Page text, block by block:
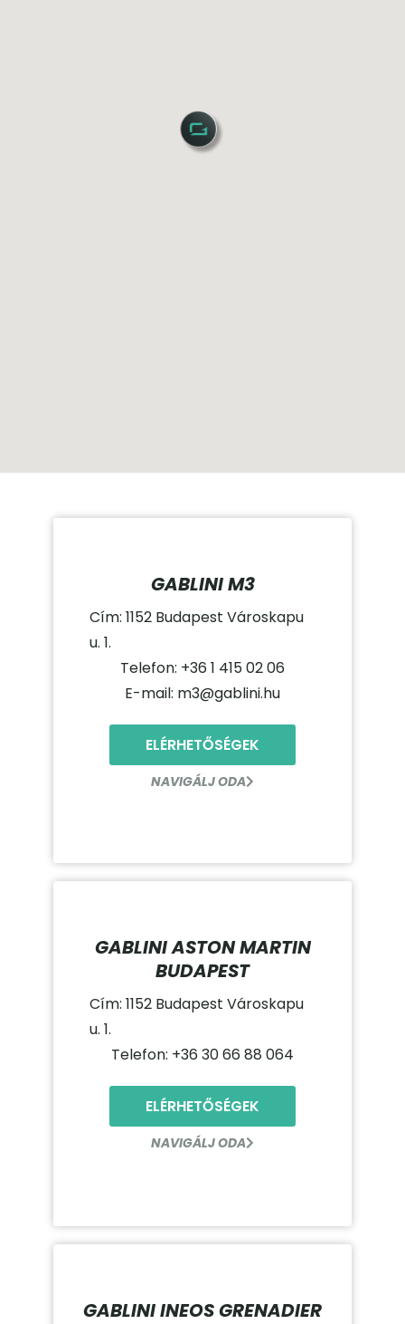
GABLINI M3
Cím: 1152 Budapest Városkapu
u. 1.
Telefon: +36 1 415 02 06
E-mail: m3@gablini.hu
ELÉRHETŐSÉGEK
NAVIGÁLJ ODA
GABLINI ASTON MARTIN
BUDAPEST
Cím: 1152 Budapest Városkapu
u. 1.
Telefon: +36 30 66 88 064
ELÉRHETŐSÉGEK
NAVIGÁLJ ODA
GABLINI INEOS GRENADIER